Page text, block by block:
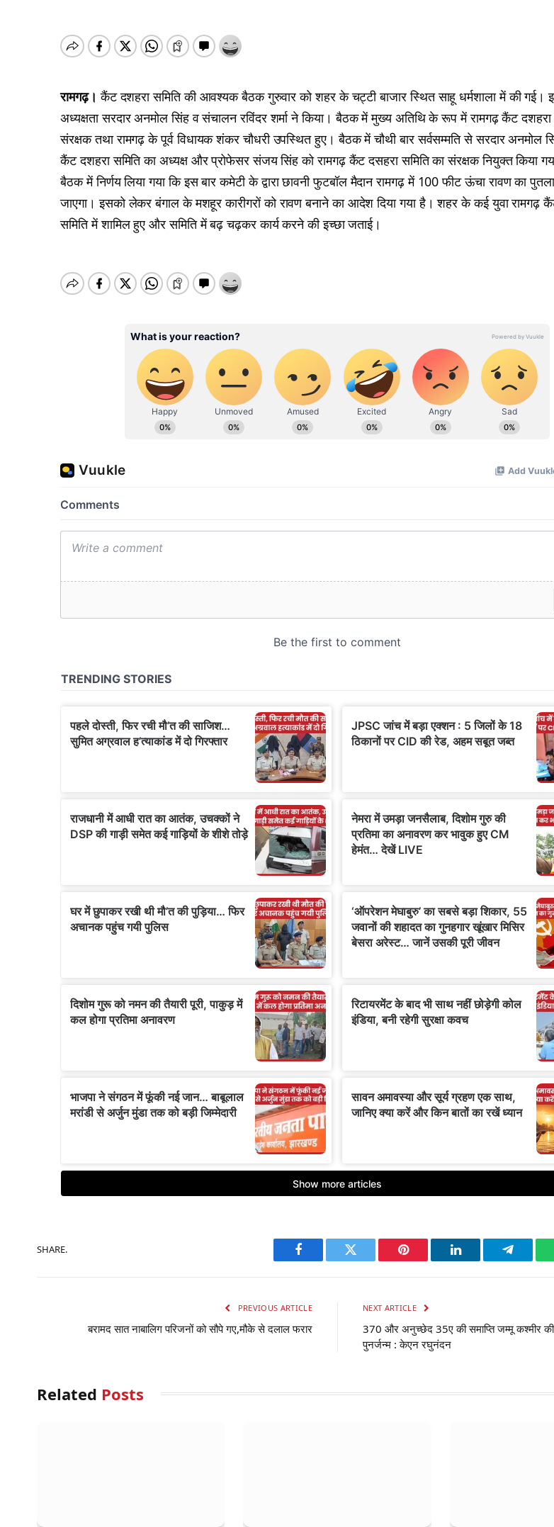
रामगढ़। कैंट दशहरा समिति की आवश्यक बैठक गुरुवार को शहर के चट्टी बाजार स्थित साहू धर्मशाला में की गई।
अध्यक्षता सरदार अनमोल सिंह व संचालन रविंदर शर्मा ने किया। बैठक में मुख्य अतिथि के रूप में रामगढ़ कैंट
संरक्षक तथा रामगढ़ के पूर्व विधायक शंकर चौधरी उपस्थित हुए। बैठक में चौथी बार सर्वसम्मति से सरदार अनमोल
कैंट दशहरा समिति का अध्यक्ष और प्रोफेसर संजय सिंह को रामगढ़ कैंट दसहरा समिति का संरक्षक नियुक्त किया
बैठक में निर्णय लिया गया कि इस बार कमेटी के द्वारा छावनी फुटबॉल मैदान रामगढ़ में 100 फीट ऊंचा रावण का
जाएगा। इसको लेकर बंगाल के मशहूर कारीगरों को रावण बनाने का आदेश दिया गया है। शहर के कई युवा रामगढ़
समिति में शामिल हुए और समिति में बढ़ चढ़कर कार्य करने की इच्छा जताई।
SHARE.
Facebook Twitter Pinterest LinkedIn
PREVIOUS ARTICLE
बरामद सात नाबालिग परिजनों को सौपे गए,मौके से दलाल फरार
NEXT ARTICLE
370 और अनुच्छेद 35ए की समाप्ति जम्मू कश्मीर
पुनर्जन्म : केएन रघुनंदन
Related Posts